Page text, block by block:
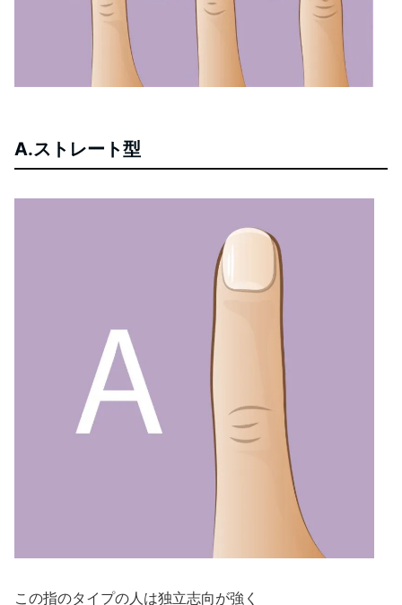
A.ストレート型
この指のタイプの人は独立志向が強く